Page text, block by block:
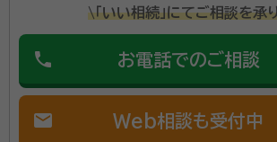
わせください。\「いい相続」にてご相談を承
phone お電話でのご相談
mail Web相談も受付中